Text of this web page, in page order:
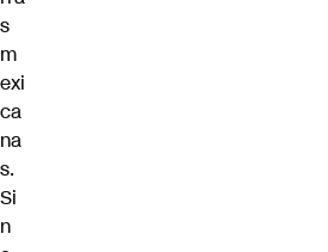
s
m
exi
ca
na
s.
Si
n